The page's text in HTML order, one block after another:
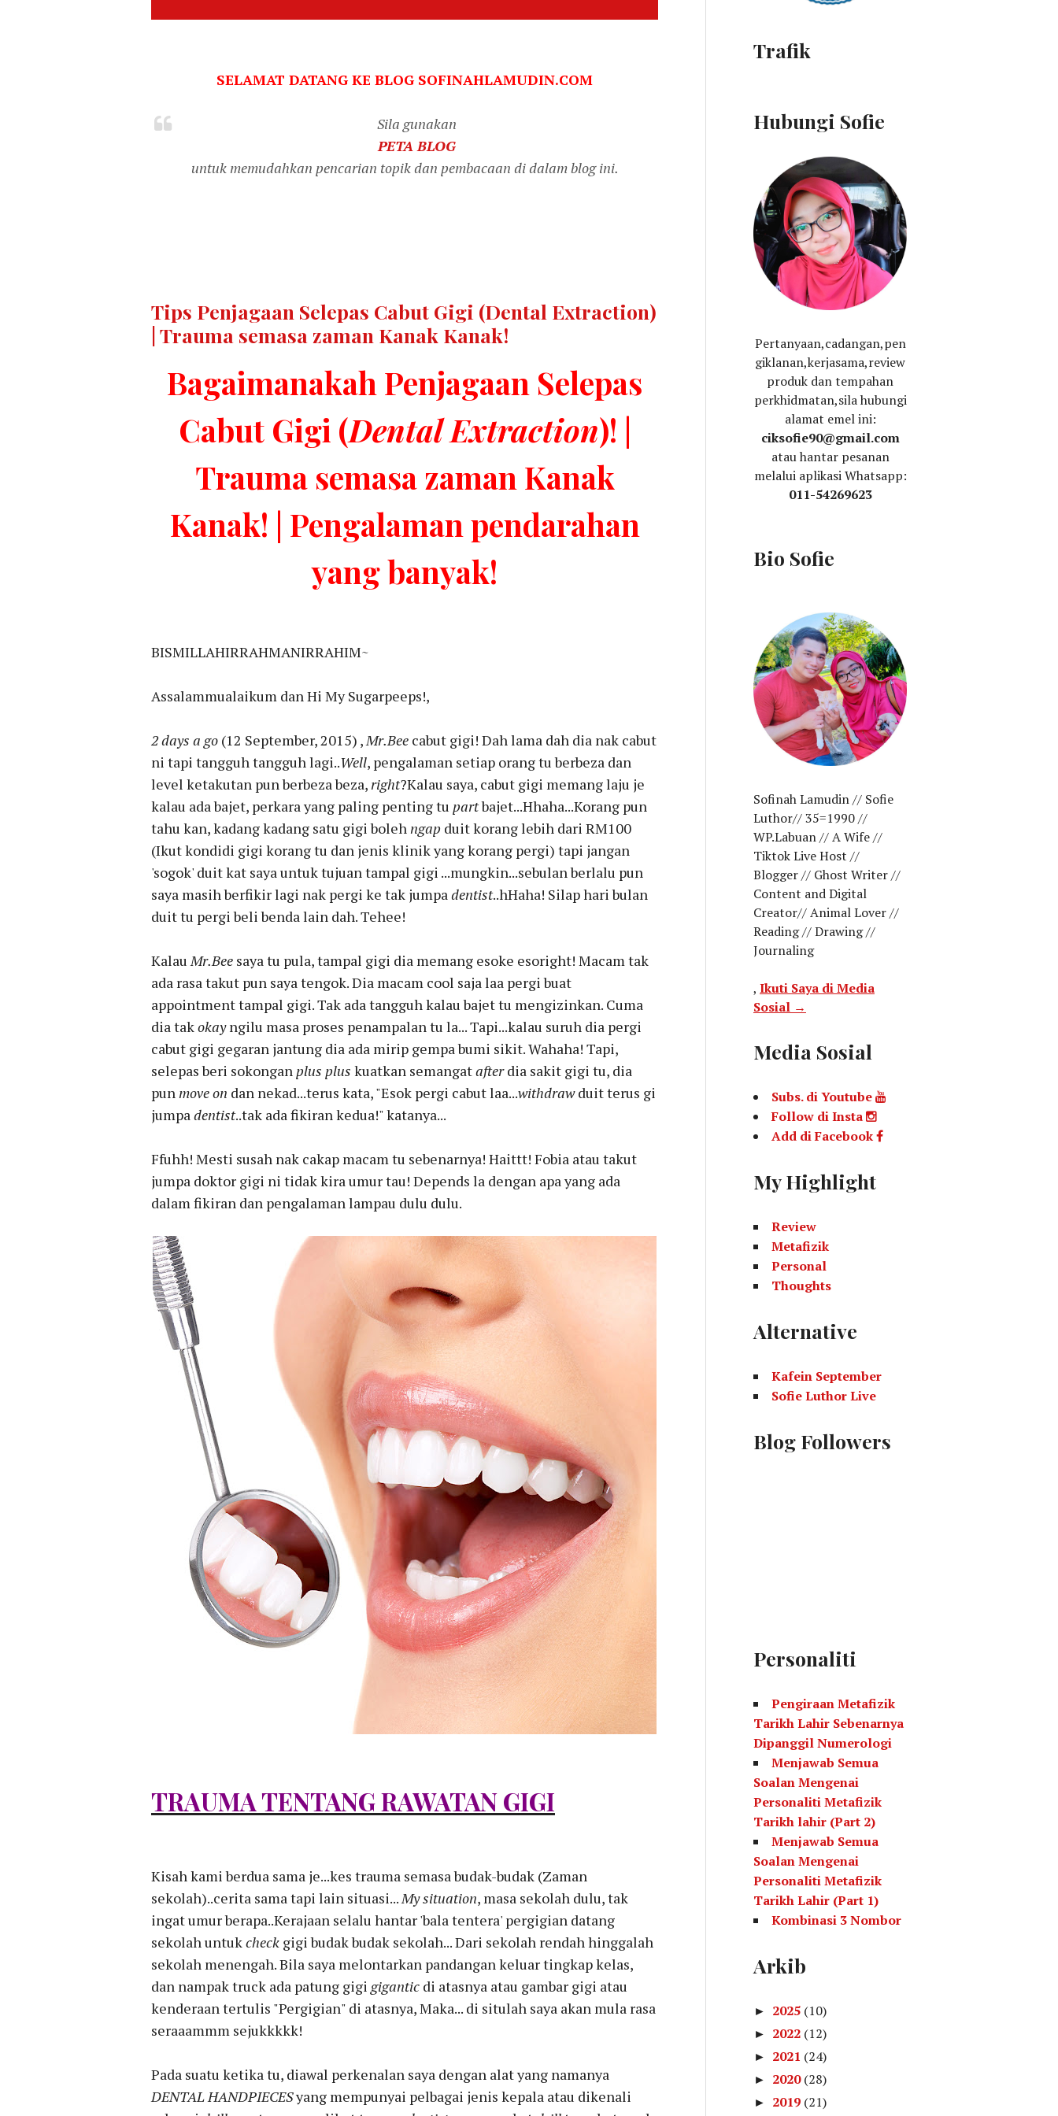
SELAMAT DATANG KE BLOG SOFINAHLAMUDIN.COM
Sila gunakan
PETA BLOG
untuk memudahkan pencarian topik dan pembacaan di dalam blog ini.
Tips Penjagaan Selepas Cabut Gigi (Dental Extraction)
| Trauma semasa zaman Kanak Kanak!
Bagaimanakah Penjagaan Selepas
Cabut Gigi (Dental Extraction)! |
Trauma semasa zaman Kanak
Kanak! | Pengalaman pendarahan
yang banyak!
BISMILLAHIRRAHMANIRRAHIM~
Assalammualaikum dan Hi My Sugarpeeps!,
2 days a go (12 September, 2015) ,Mr.Bee cabut gigi! Dah lama dah dia nak cabut
ni tapi tangguh tangguh lagi..Well, pengalaman setiap orang tu berbeza dan
level ketakutan pun berbeza beza,right?Kalau saya, cabut gigi memang laju je
kalau ada bajet, perkara yang paling penting tu partbajet...Hhaha...Korang pun
tahu kan, kadang kadang satu gigi bolehngap duit korang lebih dari RM100
(Ikut kondidi gigi korang tu dan jenis klinik yang korang pergi) tapi jangan
'sogok' duit kat saya untuk tujuan tampal gigi ...mungkin...sebulan berlalu pun
saya masih berfikir lagi nak pergi ke tak jumpadentist..hHaha! Silap hari bulan
duit tu pergi beli benda lain dah. Tehee!
KalauMr.Bee saya tu pula, tampal gigi dia memang esoke esoright! Macam tak
ada rasa takut pun saya tengok. Dia macam cool saja laa pergi buat
appointment tampal gigi. Tak ada tangguh kalau bajet tu mengizinkan. Cuma
dia takokayngilu masa proses penampalan tu la... Tapi...kalau suruh dia pergi
cabut gigi gegaran jantung dia ada mirip gempa bumi sikit. Wahaha! Tapi,
selepas beri sokongan plus plus kuatkan semangatafterdia sakit gigi tu, dia
punmove on dan nekad...terus kata, "Esok pergi cabut laa...withdrawduit terus gi
jumpadentist..tak ada fikiran kedua!" katanya...
Ffuhh! Mesti susah nak cakap macam tu sebenarnya! Haittt! Fobia atau takut
jumpa doktor gigi ni tidak kira umur tau! Depends la dengan apa yang ada
dalam fikiran dan pengalaman lampau dulu dulu.
TRAUMA TENTANG RAWATAN GIGI
Kisah kami berdua sama je...kes trauma semasa budak-budak (Zaman
sekolah)..cerita sama tapi lain situasi...My situation, masa sekolah dulu, tak
ingat umur berapa..Kerajaan selalu hantar 'bala tentera' pergigian datang
sekolah untukcheck gigi budak budak sekolah... Dari sekolah rendah hinggalah
sekolah menengah. Bila saya melontarkan pandangan keluar tingkap kelas,
dan nampak truck ada patung gigi gigantic di atasnya atau gambar gigi atau
kenderaan tertulis "Pergigian" di atasnya, Maka... di situlah saya akan mula rasa
seraaammm sejukkkkk!
Pada suatu ketika tu, diawal perkenalan saya dengan alat yang namanya
DENTAL HANDPIECESyang mempunyai pelbagai jenis kepala atau dikenali
Trafik
Hubungi Sofie
Pertanyaan,cadangan,pen
giklanan,kerjasama,review
produk dan tempahan
perkhidmatan,sila hubungi
alamat emel ini:
ciksofie90@gmail.com
atau hantar pesanan
melalui aplikasi Whatsapp:
011-54269623
Bio Sofie
Sofinah Lamudin // Sofie
Luthor// 35=1990 //
WP.Labuan // A Wife //
Tiktok Live Host //
Blogger // Ghost Writer //
Content and Digital
Creator// Animal Lover //
Reading // Drawing //
Journaling
, Ikuti Saya di Media
Sosial →
Media Sosial
Subs. di Youtube
Follow di Insta
Add di Facebook
My Highlight
Review
Metafizik
Personal
Thoughts
Alternative
Kafein September
Sofie Luthor Live
Blog Followers
Personaliti
Pengiraan Metafizik
Tarikh Lahir Sebenarnya
Dipanggil Numerologi
Menjawab Semua
Soalan Mengenai
Personaliti Metafizik
Tarikh lahir (Part 2)
Menjawab Semua
Soalan Mengenai
Personaliti Metafizik
Tarikh Lahir (Part 1)
Kombinasi 3 Nombor
Kecenderungan Kita
(Metafizik Tarikh Lahir)
Untuk Rujukan Selepas
Membuat Kiraan
Metafizik Tarikh Lahir
Personaliti Diri
Berdasarkan Metafizik
Arkib
► 2025 (10)
► 2022 (12)
► 2021 (24)
► 2020(28)
► 2019 (21)